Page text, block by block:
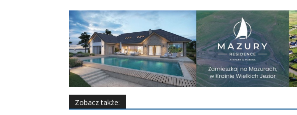
Zobacz także: